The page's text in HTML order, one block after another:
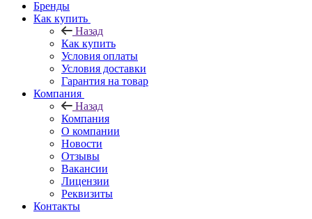
Бренды
Как купить
Назад
Как купить
Условия оплаты
Условия доставки
Гарантия на товар
Компания
Назад
Компания
О компании
Новости
Отзывы
Вакансии
Лицензии
Реквизиты
Контакты